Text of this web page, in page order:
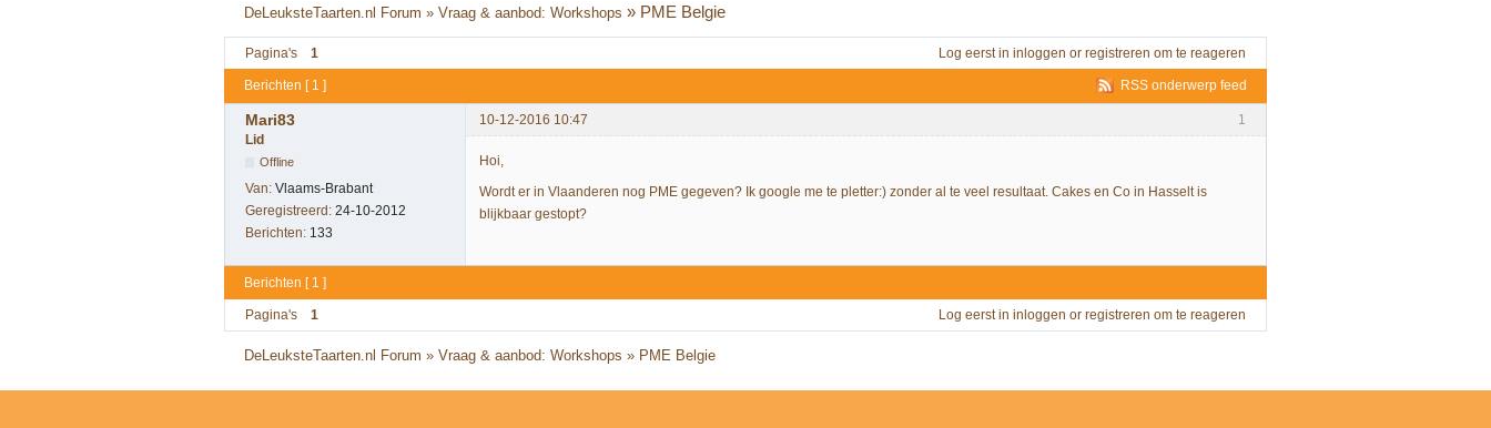
DeLeuksteTaarten.nl Forum »Vraag & aanbod: Workshops » PME Belgie
Pagina's 1 Log eerst in inloggen or registreren om te reageren
RSS onderwerp feed
Berichten [ 1 ]
1
Mari83
10-12-2016 10:47
Lid
Offline
Van: Vlaams-Brabant
Geregistreerd: 24-10-2012
Berichten: 133
Hoi,
Wordt er in Vlaanderen nog PME gegeven? Ik google me te pletter:) zonder al te veel resultaat. Cakes en Co in Hasselt is
blijkbaar gestopt?
Berichten [ 1 ]
Pagina's 1 Log eerst in inloggen or registreren om te reageren
DeLeuksteTaarten.nl Forum »Vraag & aanbod: Workshops » PME Belgie